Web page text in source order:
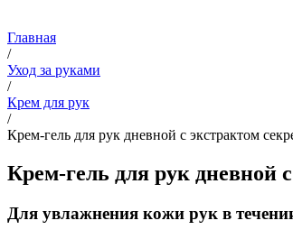
Главная
/
Уход за руками
/
Крем для рук
/
Крем-гель для рук дневной с экстрактом
Крем-гель для рук дневной
Для увлажнения кожи рук в